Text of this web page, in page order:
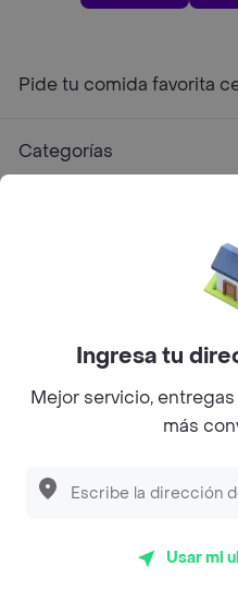
Descubre las
Pide tu comida favorita
Categorías
©2026Rappi
Ingresa tu
Mejor servicio,
más
Usar mi